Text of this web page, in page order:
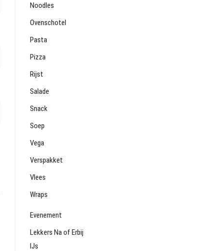
Noodles
Ovenschotel
Pasta
Pizza
Rijst
Salade
Snack
Soep
Vega
Verspakket
Vlees
Wraps
Evenement
Lekkers Na of Erbij
IJs